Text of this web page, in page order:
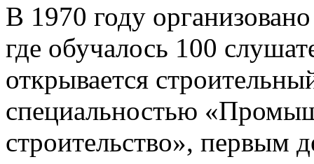
В 1970 году
где обучалось 100
открывается
специальностью
строительство», первым